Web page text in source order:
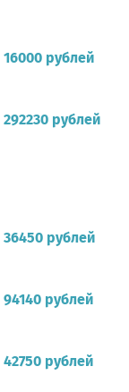
16000 рублей
292230 рублей
36450 рублей
94140 рублей
42750 рублей